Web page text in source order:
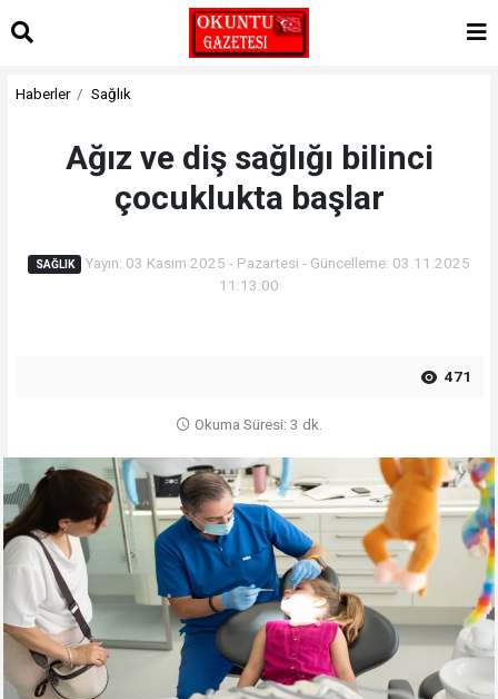
Haberler Sağlık
Ağız ve diş sağlığı bilinci
çocuklukta başlar
SAĞLIK
Yayın: 03 Kasım 2025 - Pazartesi - Güncelleme: 03.11.2025
11:13:00
471
Okuma Süresi: 3 dk.